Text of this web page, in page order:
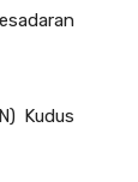
Kudus